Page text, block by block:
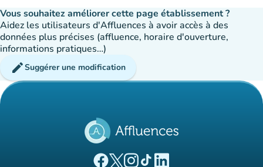
Vous souhaitez améliorer cette page établissement ?
Aidez les utilisateurs d'Affluences à avoir accès à des
données plus précises (affluence, horaire d'ouverture,
informations pratiques…)
editSuggérer une modification
(nouvel onglet)
(nouvel onglet)
(nouvel onglet)
(nouvel onglet)